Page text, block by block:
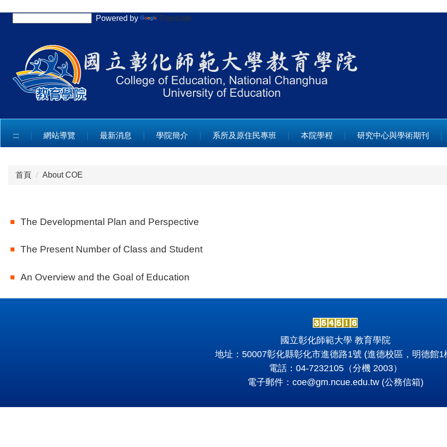
Powered by Translate
::: 網站導覽 最新消息 學院簡介 系所及原住民專班 本院學程 研究中心與學術期刊
首頁 About COE
The Developmental Plan and Perspective
The Present Number of Class and Student
An Overview and the Goal of Education
國立彰化師範大學 教育學院
地址：50007彰化縣彰化市進德路1號 (進德校區，明德館1
電話：04-7232105（分機 2003）
電子郵件： coe@gm.ncue.edu.tw(公務信箱)